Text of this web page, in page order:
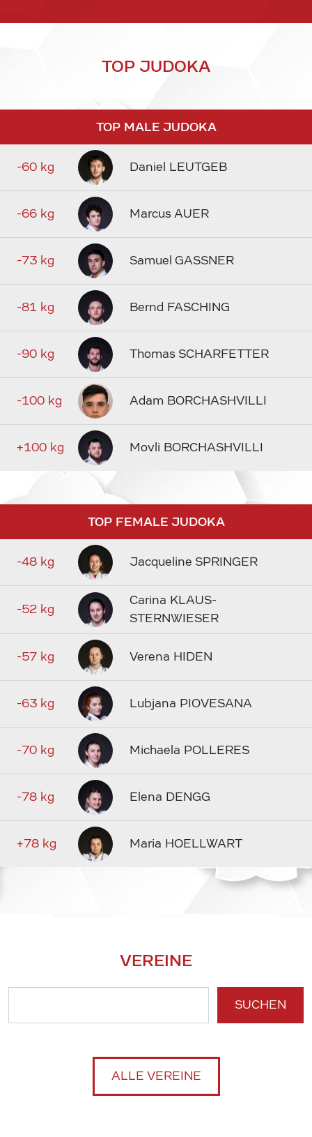
TOP JUDOKA
TOP MALE JUDOKA
-60 kg Daniel LEUTGEB
-66 kg Marcus AUER
-73 kg Samuel GASSNER
-81 kg Bernd FASCHING
-90 kg Thomas SCHARFETTER
-100 kg Adam BORCHASHVILLI
+100 kg Movli BORCHASHVILLI
TOP FEMALE JUDOKA
-48 kg Jacqueline SPRINGER
-52 kg
Carina KLAUS-
STERNWIESER
-57 kg Verena HIDEN
-63 kg Lubjana PIOVESANA
-70 kg Michaela POLLERES
-78 kg Elena DENGG
+78 kg Maria HOELLWART
VEREINE
SUCHEN
ALLE VEREINE